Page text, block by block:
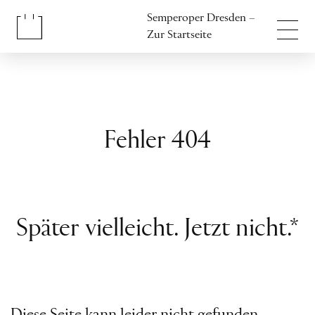
Semperoper Dresden –
Zur Startseite
Fehler 404
Später vielleicht. Jetzt nicht.*